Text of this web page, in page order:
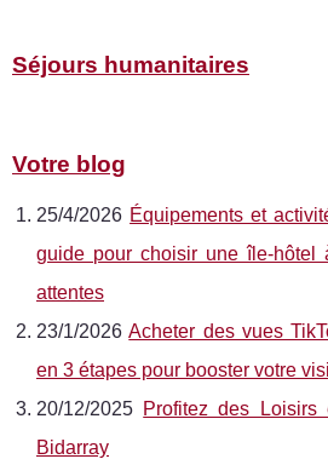
Séjours humanitaires
Votre blog
25/4/2026 Équipements et
guide pour choisir une île-hôtel
attentes
23/1/2026Acheter des vues
en 3 étapes pour booster votre
20/12/2025 Profitez des
Bidarray